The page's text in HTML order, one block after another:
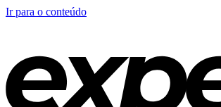
Ir para o conteúdo